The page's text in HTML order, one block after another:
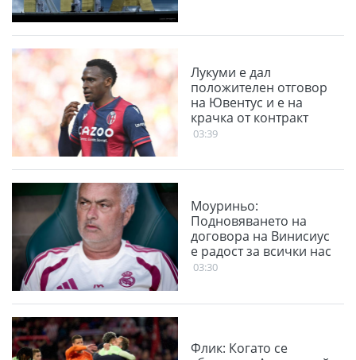
Лукуми е дал
положителен отговор
на Ювентус и е на
крачка от контракт
03:39
Моуриньо:
Подновяването на
договора на Винисиус
е радост за всички нас
03:30
Флик: Когато се